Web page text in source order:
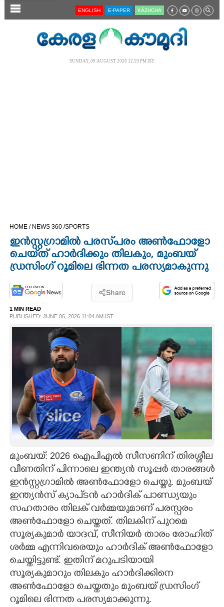
SECTIONS
OPINION
PHOTOS
LIFESTYLE
SPIRITUAL
INFO+
ART
ASTRO
CARTOONS
LITERATURE
ZOOM
CONTACT US
ENGLISH E-PAPER KĀZHCHA
SUNDAY, 09 AUGUST 2026 12.59 PM IST
HOME / NEWS 360 /SPORTS
ഇൻസ്റ്റഗ്രാമിൽ പരസ്‌പരം അൺഫോളോ
ചെയ്‌ത് ഹാ‌ർ‌‌ദിക്കും തിലകും, മുംബയ്
ഡ്രസിംഗ് റൂമിലെ ഭിന്നത പരസ്യമാകുന്നു
Share
1 MIN READ
PUBLISHED: JUNE 06, 2026 11:04 AM IST
മുംബയ്: 2026 ഐപിഎൽ സീസണിന് തിരശ്ശീല
വീണതിന് പിന്നാലെ ഇന്ത്യൻ സൂപ്പർ താരങ്ങൾ
ഇൻസ്റ്റഗ്രാമിൽ അൺഫോളോ ചെയ്തു. മുംബയ്
ഇന്ത്യൻസ് ക്യാപ്ടൻ ഹാർദിക് പാണ്ഡ്യയും
സഹതാരം തിലക് വർമ്മയുമാണ് പരസ്പരം
അൺഫോളോ ചെയ്തത്. തിലകിന് പുറമെ
സൂര്യകുമാർ യാദവ്, സീനിയർ താരം രോഹിത്
ശർമ്മ എന്നിവരെയും ഹാർദിക് അൺഫോളോ
ചെയ്തിട്ടുണ്ട്. ഇതിന് മറുപടിയായി
സൂര്യകുമാറും തിലകും ഹാർദിക്കിനെ
അൺഫോളോ ചെയ്തതും മുംബയ് ഡ്രസിംഗ്
റൂമിലെ ഭിന്നത പരസ്യമാക്കുന്നു.